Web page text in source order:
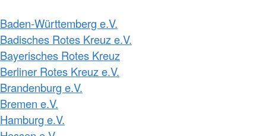
Baden-Württemberg e.V.
Badisches Rotes Kreuz e.V.
Bayerisches Rotes Kreuz
Berliner Rotes Kreuz e.V.
Brandenburg e.V.
Bremen e.V.
Hamburg e.V.